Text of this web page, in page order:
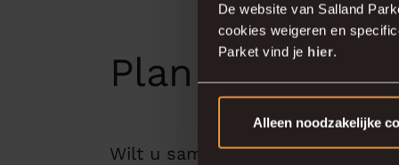
De website van Salland
cookies weigeren en
Parket vind je hier.
Alleen noodzakelijke
Plan uw
Wilt u samen met een van onze